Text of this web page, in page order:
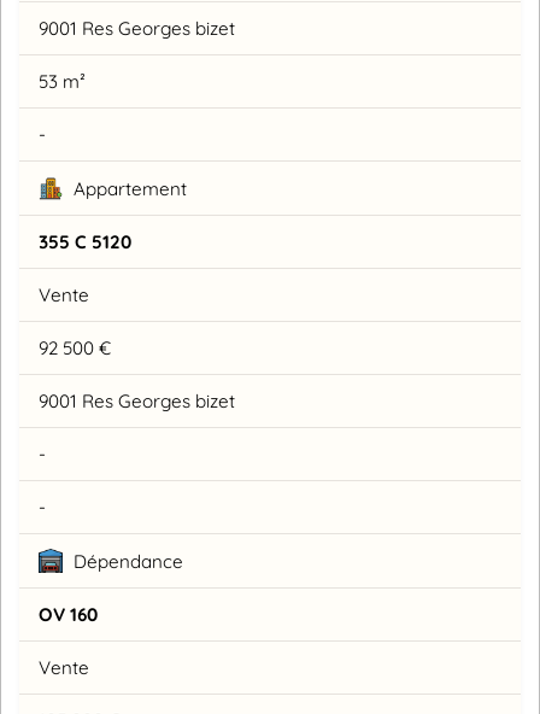
9001 Res Georges bizet
53 m²
-
Appartement
355 C 5120
Vente
92 500 €
9001 Res Georges bizet
-
-
Dépendance
OV 160
Vente